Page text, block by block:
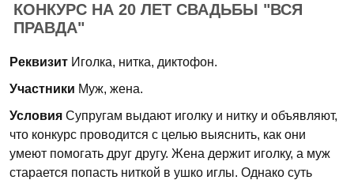
КОНКУРС НА 20 ЛЕТ СВАДЬБЫ "ВСЯ
ПРАВДА"
Реквизит Иголка, нитка, диктофон.
Участники Муж, жена.
Условия Супругам выдают иголку и нитку и объявляют,
что конкурс проводится с целью выяснить, как они
умеют помогать друг другу. Жена держит иголку, а муж
старается попасть ниткой в ушко иглы. Однако суть